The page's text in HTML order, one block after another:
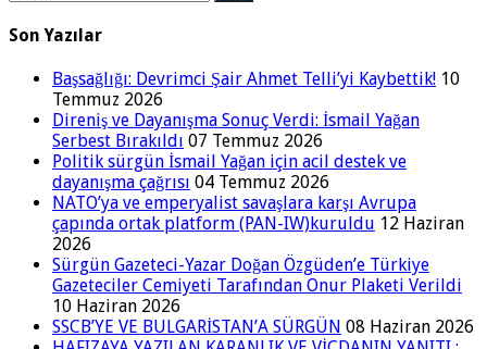
Son Yazılar
Başsağlığı: Devrimci Şair Ahmet Telli’yi Kaybettik! 10
Temmuz 2026
Direniş ve Dayanışma Sonuç Verdi: İsmail Yağan
Serbest Bırakıldı 07 Temmuz 2026
Politik sürgün İsmail Yağan için acil destek ve
dayanışma çağrısı 04 Temmuz 2026
NATO’ya ve emperyalist savaşlara karşı Avrupa
çapında ortak platform (PAN-IW)kuruldu 12 Haziran
2026
Sürgün Gazeteci-Yazar Doğan Özgüden’e Türkiye
Gazeteciler Cemiyeti Tarafından Onur Plaketi Verildi
10 Haziran 2026
SSCB’YE VE BULGARİSTAN’A SÜRGÜN 08 Haziran 2026